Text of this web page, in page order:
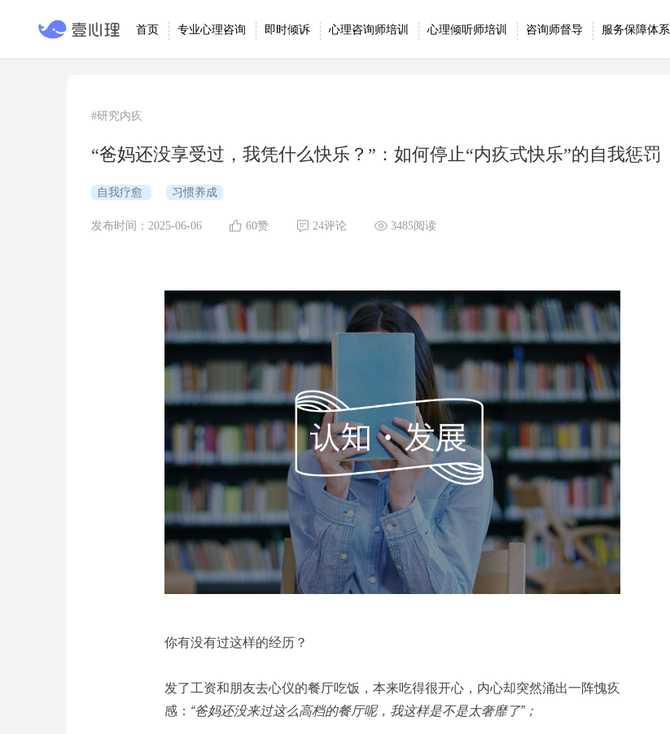
首页 专业心理咨询 即时倾诉 心理咨询师培训 心理倾听师培训 咨询师督导 服务保障体系
#研究内疚
“爸妈还没享受过，我凭什么快乐？”：如何停止“内疚式快乐”的自我惩罚
自我疗愈 习惯养成
发布时间：2025-06-06 60赞 24评论 3485阅读
你有没有过这样的经历？
发了工资和朋友去心仪的餐厅吃饭，本来吃得很开心，内心却突然涌出一阵愧疚
感： “爸妈还没来过这么高档的餐厅呢，我这样是不是太奢靡了”；